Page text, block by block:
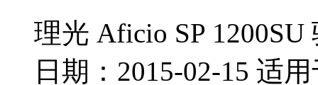
理光 Aficio SP
日期：2015-02-15 适